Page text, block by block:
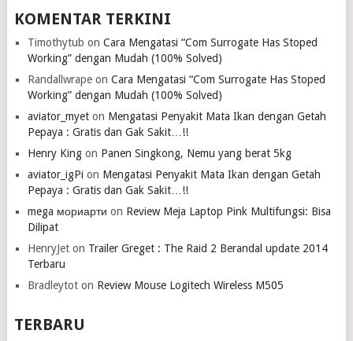
KOMENTAR TERKINI
Timothytub on Cara Mengatasi “Com Surrogate Has Stoped
Working” dengan Mudah (100% Solved)
Randallwrapeon Cara Mengatasi “Com Surrogate Has Stoped
Working” dengan Mudah (100% Solved)
aviator_myeton Mengatasi Penyakit Mata Ikan dengan Getah
Pepaya : Gratis dan Gak Sakit…!!
Henry Kingon Panen Singkong, Nemu yang berat 5kg
aviator_igPi on Mengatasi Penyakit Mata Ikan dengan Getah
Pepaya : Gratis dan Gak Sakit…!!
mega мориарти on Review Meja Laptop Pink Multifungsi: Bisa
Dilipat
HenryJeton Trailer Greget : The Raid 2 Berandal update 2014
Terbaru
Bradleytoton Review Mouse Logitech Wireless M505
TERBARU